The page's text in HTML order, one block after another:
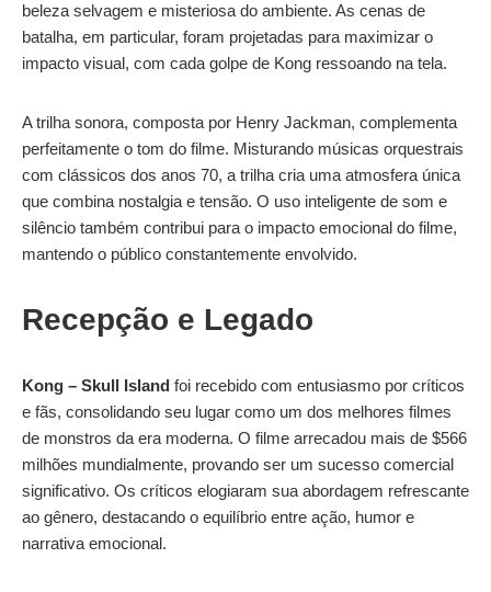
beleza selvagem e misteriosa do ambiente. As cenas de
batalha, em particular, foram projetadas para maximizar o
impacto visual, com cada golpe de Kong ressoando na tela.
A trilha sonora, composta por Henry Jackman, complementa
perfeitamente o tom do filme. Misturando músicas orquestrais
com clássicos dos anos 70, a trilha cria uma atmosfera única
que combina nostalgia e tensão. O uso inteligente de som e
silêncio também contribui para o impacto emocional do filme,
mantendo o público constantemente envolvido.
Recepção e Legado
Kong – Skull Island foi recebido com entusiasmo por críticos
e fãs, consolidando seu lugar como um dos melhores filmes
de monstros da era moderna. O filme arrecadou mais de $566
milhões mundialmente, provando ser um sucesso comercial
significativo. Os críticos elogiaram sua abordagem refrescante
ao gênero, destacando o equilíbrio entre ação, humor e
narrativa emocional.